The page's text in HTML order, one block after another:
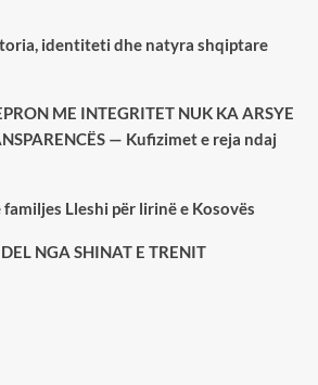
identiteti dhe natyra shqiptare
ME INTEGRITET NUK KA ARSYE
— Kufizimet e reja ndaj
Lleshi për lirinë e Kosovës
NGA SHINAT E TRENIT